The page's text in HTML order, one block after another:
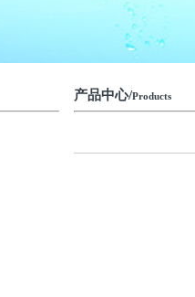
产品中心/Products